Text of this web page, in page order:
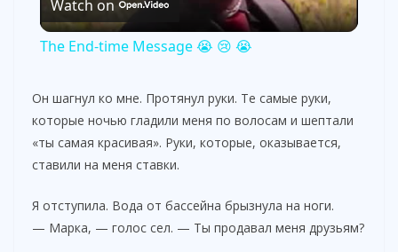
y
i
Watch on
The End-time Message 😭 😢 😭
Он шагнул ко мне. Протянул руки. Те самые руки,
которые ночью гладили меня по волосам и шептали
«ты самая красивая». Руки, которые, оказывается,
ставили на меня ставки.
Я отступила. Вода от бассейна брызнула на ноги.
— Марка, — голос сел. — Ты продавал меня друзьям?